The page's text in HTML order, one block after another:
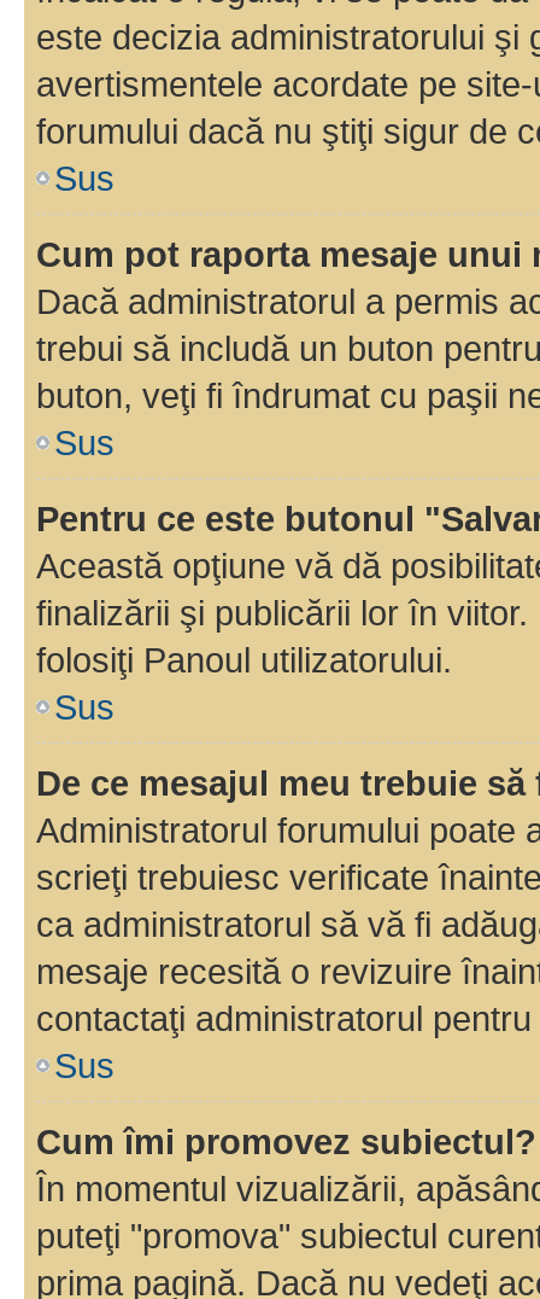
este decizia administratorului şi
avertismentele acordate pe
forumului dacă nu ştiţi sigur de
Sus
Cum pot raporta mesaje unui
Dacă administratorul a permis
trebui să includă un buton
buton, veţi fi îndrumat cu paşii
Sus
Pentru ce este butonul
Această opţiune vă dă
finalizării şi publicării lor în
folosiţi Panoul utilizatorului.
Sus
De ce mesajul meu trebuie
Administratorul forumului poate
scrieţi trebuiesc verificate
ca administratorul să vă fi
mesaje recesită o revizuire
contactaţi administratorul
Sus
Cum îmi promovez subiectul?
În momentul vizualizării,
puteţi "promova" subiectul
prima pagină. Dacă nu vedeţi